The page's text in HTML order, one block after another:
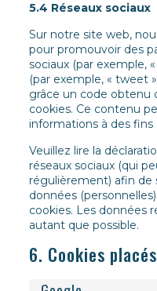
5.4 Réseaux sociaux
Sur notre site web,
pour promouvoir des
sociaux (par exemple,
(par exemple, « tweet
grâce un code obtenu
cookies. Ce contenu
informations à des
Veuillez lire la
réseaux sociaux (qui
régulièrement) afin de
données
cookies. Les données
autant que possible.
6. Cookies placés